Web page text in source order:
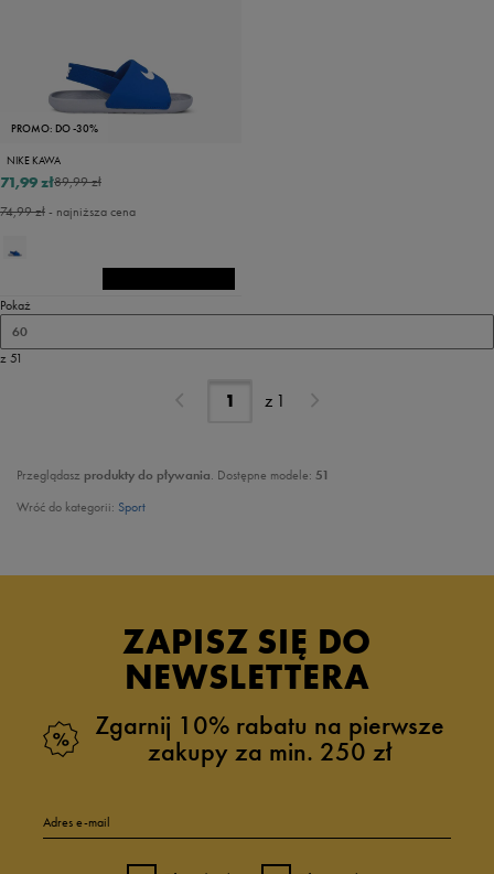
PROMO: DO -30%
NIKE KAWA
89,99 zł
71,99 zł
74,99 zł- najniższa cena
Pokaż
60
z 51
z 1
Przeglądasz produkty do pływania. Dostępne modele: 51
Wróć do kategorii: Sport
ZAPISZ SIĘ DO
NEWSLETTERA
Zgarnij 10% rabatu na pierwsze
zakupy za min. 250 zł
Adres e-mail